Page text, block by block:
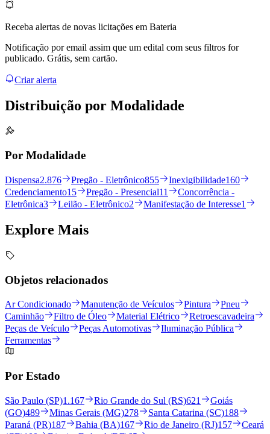
Receba alertas de novas licitações em Bateria
Notificação por email assim que um edital com seus filtros for
publicado. Grátis, sem cartão.
Criar alerta
Distribuição por Modalidade
Por Modalidade
Dispensa2.876 Pregão - Eletrônico855 Inexigibilidade160
Credenciamento15 Pregão - Presencial11
Concorrência -
Eletrônica3 Leilão - Eletrônico2 Manifestação de Interesse1
Explore Mais
Objetos relacionados
Ar Condicionado Manutenção de Veículos Pintura
Pneu
Caminhão
Filtro de Óleo Material Elétrico
Retroescavadeira
Peças de Veículo
Peças Automotivas
Iluminação Pública
Ferramentas
Por Estado
São Paulo (SP)1.167 Rio Grande do Sul (RS)621
Goiás
(GO)489 Minas Gerais (MG)278 Santa Catarina (SC)188
Paraná (PR)187 Bahia (BA)167 Rio de Janeiro (RJ)157
Ceará